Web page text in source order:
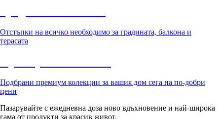
Отстъпки на всичко необходимо за градината, балкона и
терасата
Подбрани премиум колекции за вашия дом сега на по-добри
цени
Пазарувайте с ежедневна доза ново вдъхновение и най-широка
гама от продукти за красив живот.